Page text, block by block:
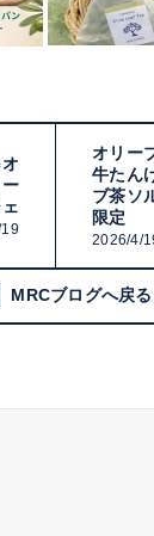
オリ
牛たん
ブ茶
限定
2026/4/
MRCブログへ戻る